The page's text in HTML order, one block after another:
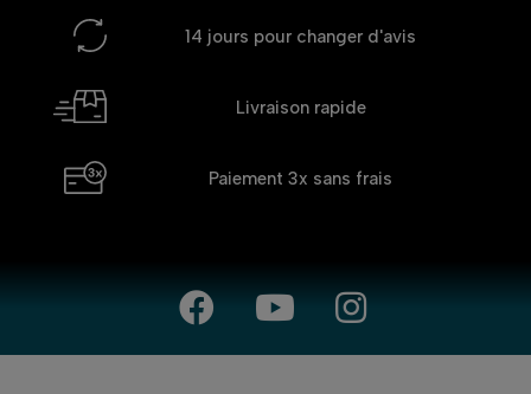
14 jours pour changer d'avis
Livraison rapide
Paiement 3x sans frais